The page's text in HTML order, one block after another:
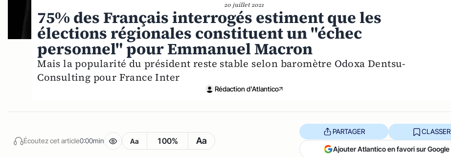
20 juillet 2021
75% des Français interrogés estiment que les
élections régionales constituent un "échec
personnel" pour Emmanuel Macron
Mais la popularité du président reste stable selon baromètre Odoxa Dentsu-
Consulting pour France Inter
Rédaction d'Atlantico
Écoutez cet article0:00min Aa 100% Aa
PARTAGER CLASSER
Ajouter Atlantico en favori sur Google